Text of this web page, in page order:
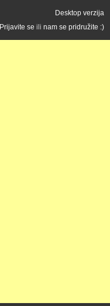
Desktop verzija
Prijavite se ili nam se pridružite :)